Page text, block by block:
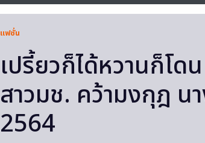
แฟชั่น
เปรี้ยวก็ได้หวานก็โ
สาวมช. คว้ามงกุฎ น
2564